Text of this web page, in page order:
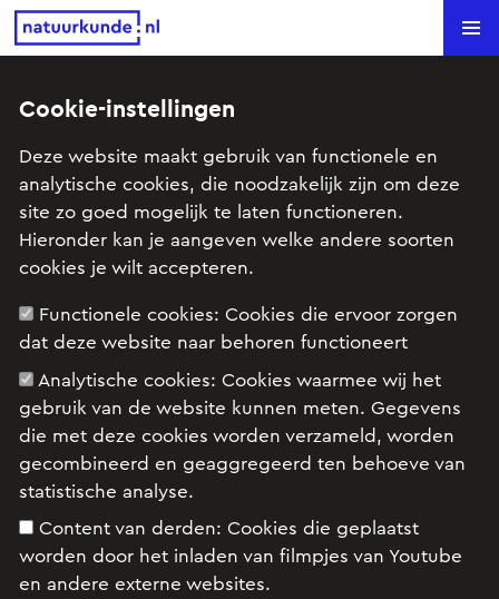
Natuurkunde.nl Search
Artikelen
Alle onderwerpen
Wat is ruimteakoestiek en wat
bepaalt de akoestiek in een
concertzaal?
Hoe ontwerp je een
concertzaal en popzaal ineen?
Cookie-instellingen
Deze website maakt gebruik van functionele en
analytische cookies, die noodzakelijk zijn om deze
site zo goed mogelijk te laten functioneren.
Hieronder kan je aangeven welke andere soorten
cookies je wilt accepteren.
Functionele cookies: Cookies die ervoor zorgen
dat deze website naar behoren functioneert
Analytische cookies: Cookies waarmee wij het
gebruik van de website kunnen meten. Gegevens
die met deze cookies worden verzameld, worden
gecombineerd en geaggregeerd ten behoeve van
statistische analyse.
Content van derden: Cookies die geplaatst
worden door het inladen van filmpjes van Youtube
en andere externe websites.